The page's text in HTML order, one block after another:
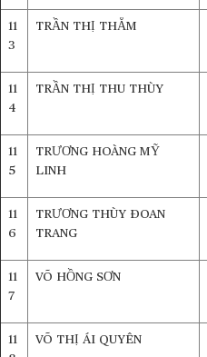
11
3
TRẦN THỊ THẮM
11
4
TRẦN THỊ THU THÙY
11
5
TRƯƠNG HOÀNG MỸ
LINH
11
6
TRƯƠNG THÙY ĐOAN
TRANG
11
7
VÕ HỒNG SƠN
11
VÕ THỊ ÁI QUYÊN